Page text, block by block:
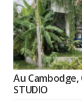
Au Cambodge,
STUDIO